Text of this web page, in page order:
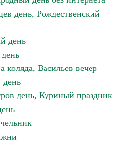
день, Рождественский
день
коляда, Васильев вечер
день
день, Куриный праздник